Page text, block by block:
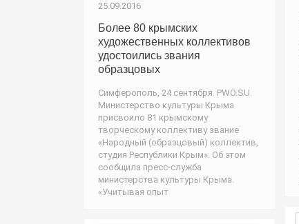
25.09.2016
Более 80 крымских
художественных коллективов
удостоились звания
образцовых
Симферополь, 24 сентября. PWO.SU.
Министерство культуры Крыма
присвоило 81 крымскому
творческому коллективу звание
«Народный (образцовый) коллектив,
студия Республики Крым». Об этом
сообщила пресс-служба
министерства культуры Крыма.
«Учитывая опыт